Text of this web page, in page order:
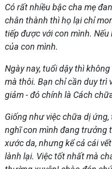
Có rất nhiều bậc cha mẹ
chân thành thì họ lại chỉ
tiếp được với con mình.
của con mình.
Ngày nay, tuổi dậy thì
mà thôi. Bạn chỉ cần duy trì
giảm - đó chính là Cách
Giống như việc chữa dị
nghĩ con mình đang trưởng
xước da, nhưng kể cả cái
lành lại. Việc tốt nhất mà